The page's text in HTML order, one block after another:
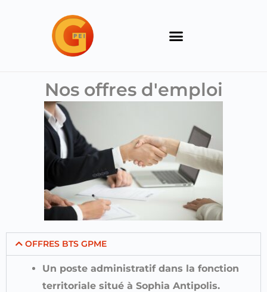
Nos offres d'emploi
OFFRES BTS GPME
Un poste administratif dans la fonction
territoriale situé à Sophia Antipolis.